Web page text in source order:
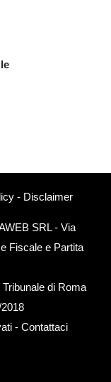
- Disclaimer
SRL - Via
Fiscale e Partita
di Roma
- Contattaci